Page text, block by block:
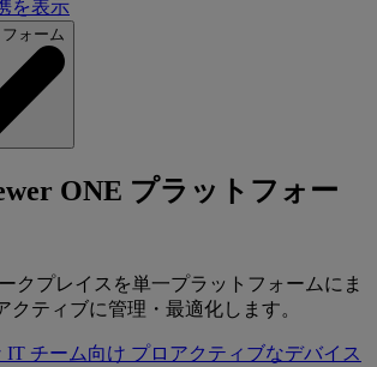
を表示
ォーム
ONE プラットフォー
クプレイスを単一プラットフォームにま
クティブに管理・最適化します。
IT チーム向け プロアクティブなデバイス